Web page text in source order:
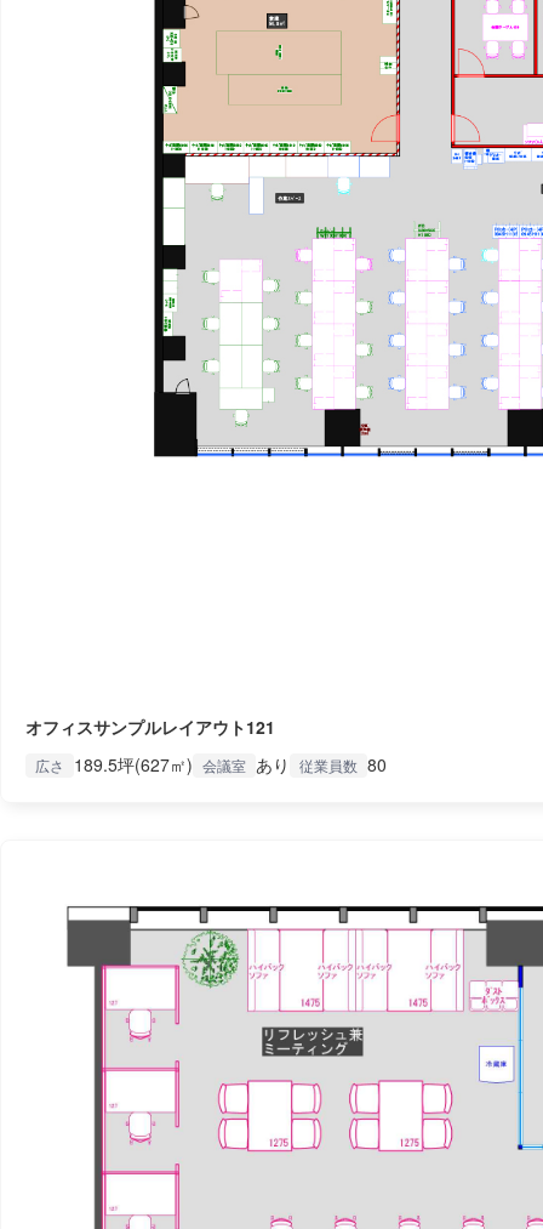
オフィスサンプルレイアウト121
広さ 189.5坪(627㎡) 会議室 あり 従業員数 80